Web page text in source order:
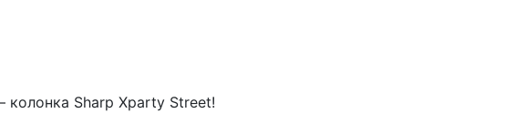
колонка Sharp Xparty Street!